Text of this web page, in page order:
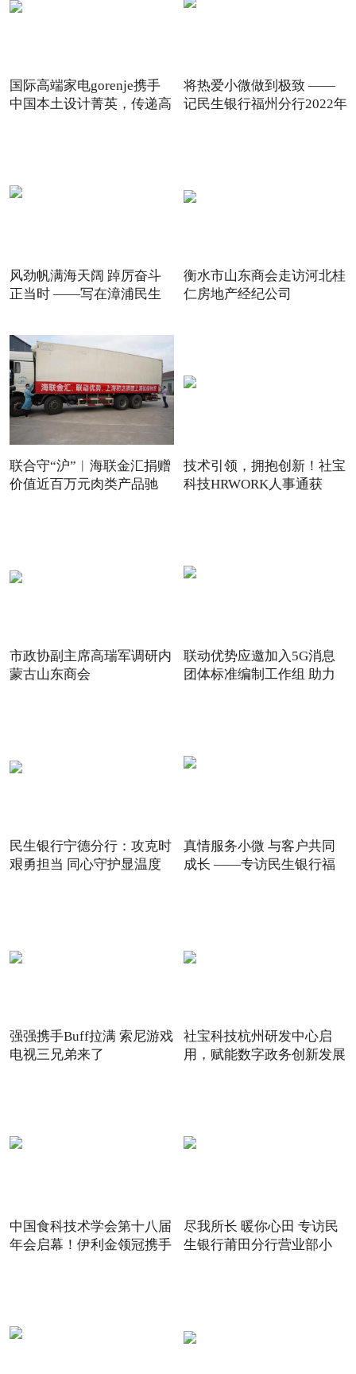
国际高端家电gorenje携手
中国本土设计菁英，传递高
将热爱小微做到极致 ——
记民生银行福州分行2022年
风劲帆满海天阔 踔厉奋斗
正当时 ——写在漳浦民生
衡水市山东商会走访河北桂
仁房地产经纪公司
联合守“沪”︱海联金汇捐赠
价值近百万元肉类产品驰
技术引领，拥抱创新！社宝
科技HRWORK人事通获
市政协副主席高瑞军调研内
蒙古山东商会
联动优势应邀加入5G消息
团体标准编制工作组 助力
民生银行宁德分行：攻克时
艰勇担当 同心守护显温度
真情服务小微 与客户共同
成长 ——专访民生银行福
强强携手Buff拉满 索尼游戏
电视三兄弟来了
社宝科技杭州研发中心启
用，赋能数字政务创新发展
中国食科技术学会第十八届
年会启幕！伊利金领冠携手
尽我所长 暖你心田 专访民
生银行莆田分行营业部小